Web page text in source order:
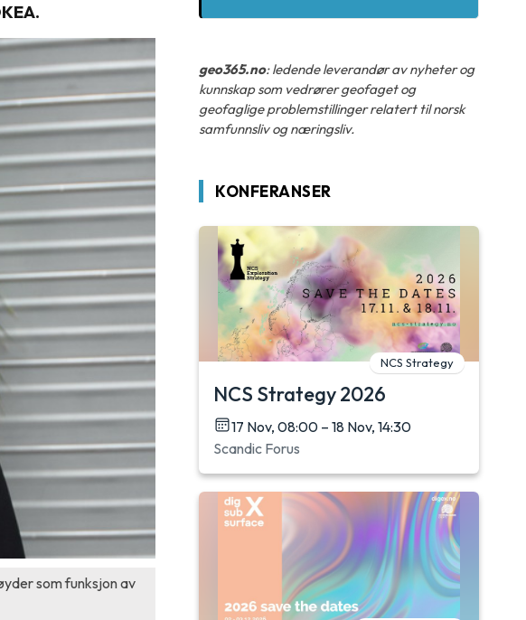
som funksjon av
geo365.no: ledende leverandør av nyheter og
kunnskap som vedrører geofaget og
geofaglige problemstillinger relatert til norsk
samfunnsliv og næringsliv.
KONFERANSER
NCS Strategy
NCS Strategy 2026
17 Nov, 08:00 – 18 Nov, 14:30
Scandic Forus